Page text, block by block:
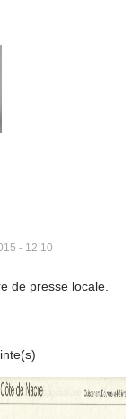
- 12:10
de presse locale.